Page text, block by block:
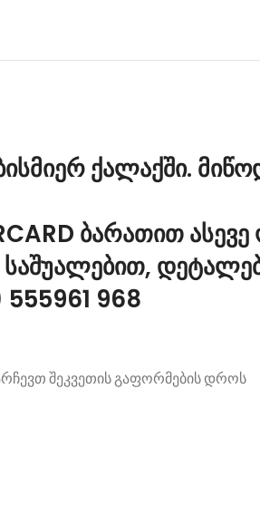
ქალაქში.
ბარათით
968
შეკვეთის გაფორმების დროს